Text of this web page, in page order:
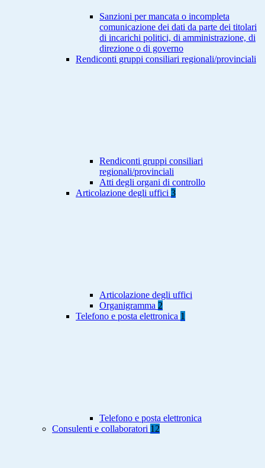
Sanzioni per mancata o incompleta
comunicazione dei dati da parte dei titolari
di incarichi politici, di amministrazione, di
direzione o di governo
Rendiconti gruppi consiliari regionali/provinciali
Rendiconti gruppi consiliari
regionali/provinciali
Atti degli organi di controllo
Articolazione degli uffici 3
Articolazione degli uffici
Organigramma 2
Telefono e posta elettronica 1
Telefono e posta elettronica
Consulenti e collaboratori 12